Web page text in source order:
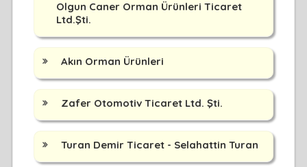
Olgun Caner Orman Ürünleri Ticaret
Ltd.Şti.
Akın Orman Ürünleri
Zafer Otomotiv Ticaret Ltd. Şti.
Turan Demir Ticaret - Selahattin Turan